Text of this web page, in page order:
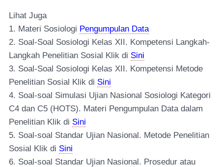
Lihat Juga
1. Materi Sosiologi Pengumpulan Data
2. Soal-Soal Sosiologi Kelas XII. Kompetensi Langkah-
Langkah Penelitian Sosial Klik di Sini
3. Soal-Soal Sosiologi Kelas XII. Kompetensi Metode
Penelitian Sosial Klik di Sini
4. Soal-soal Simulasi Ujian Nasional Sosiologi Kategori
C4 dan C5 (HOTS). Materi Pengumpulan Data dalam
Penelitian Klik di Sini
5. Soal-soal Standar Ujian Nasional. Metode Penelitian
Sosial Klik di Sini
6. Soal-soal Standar Ujian Nasional. Prosedur atau